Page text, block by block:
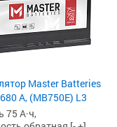
Master Batteries
А, (MB750E) L3
75 А·ч,